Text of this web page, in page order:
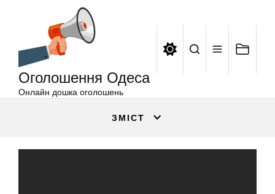
Оголошення Одеса
Онлайн дошка оголошень
ЗМІСТ